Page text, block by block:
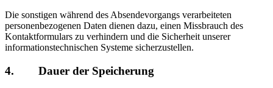
Die sonstigen während des Absendevorgangs verarbeiteten
personenbezogenen Daten dienen dazu, einen Missbrauch des
Kontaktformulars zu verhindern und die Sicherheit unserer
informationstechnischen Systeme sicherzustellen.
4. Dauer der Speicherung